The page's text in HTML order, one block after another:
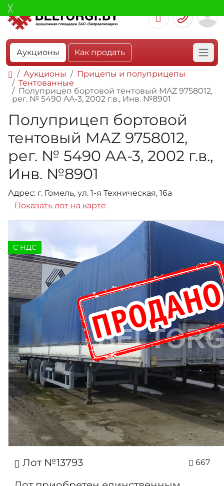
Аукционы Как продать
Аукционы
Прицепы и полуприцепы
Тентованные
Полуприцеп бортовой тентовый MAZ 9758012,
рег. № 5490 AA-3, 2002 г.в., Инв. №8901
Полуприцеп бортовой
тентовый MAZ 9758012,
рег. № 5490 AA-3, 2002 г.в.,
Инв. №8901
Адрес: г. Гомель, ул. 1-я Техническая, 16а
Показать лот на карте
C НДС
Лот №13793 667